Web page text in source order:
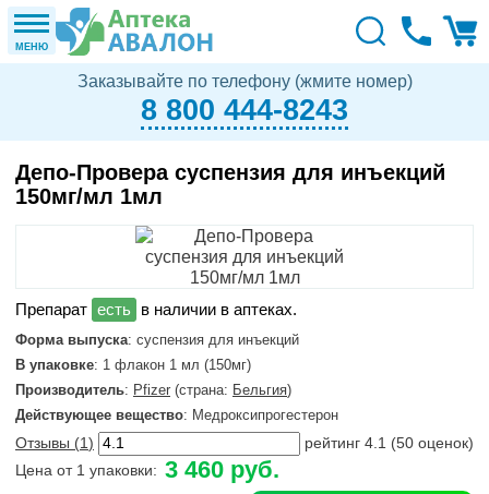
МЕНЮ
Заказывайте по телефону (жмите номер)
8 800 444-8243
Депо-Провера суспензия для инъекций
150мг/мл 1мл
в наличии в аптеках.
Форма выпуска: суспензия для инъекций
В упаковке: 1 флакон 1 мл (150мг)
Производитель: Pfizer (страна: Бельгия)
Действующее вещество: Медроксипрогестерон
Отзывы (1) рейтинг 4.1 (50 оценок)
Цена от 1 упаковки: 3 460 руб.